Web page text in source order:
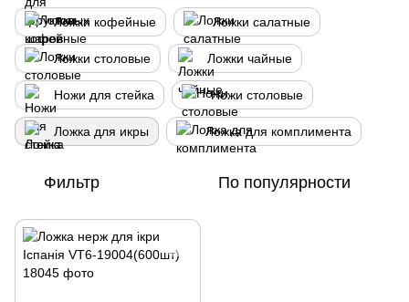
Ложки кофейные Ложки салатные
Ложки столовые Ложки чайные
Ножи для стейка Ножи столовые
Ложка для икры Ложка для комплимента
Фильтр По популярности